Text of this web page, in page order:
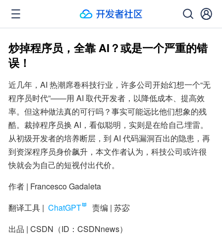
炒掉程序员，全靠 AI？或是一个严重的错
误！
近几年，AI 热潮席卷科技行业，许多公司开始幻想一个“无
程序员时代”——用 AI 取代开发者，以降低成本、提高效
率。但这种做法真的可行吗？事实可能远比他们想象的残
酷。裁掉程序员换 AI，看似聪明，实则是在给自己埋雷。
从初级开发者的培养断层，到 AI 代码漏洞百出的隐患，再
到资深程序员身价飙升，本文作者认为，科技公司或许很
快就会为自己的短视付出代价。
作者 | Francesco Gadaleta
翻译工具 | ChatGPT
责编 | 苏宓
出品 | CSDN（ID：CSDNnews）